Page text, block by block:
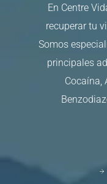
En Centre
recuperar tu
Somos
principales
Cocaína,